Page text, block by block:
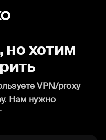
но хотим
VPN/proxy
Нам нужно